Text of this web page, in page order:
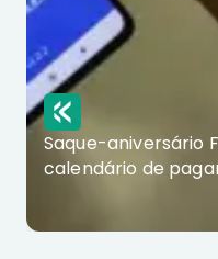
Saque-aniversário
calendário de